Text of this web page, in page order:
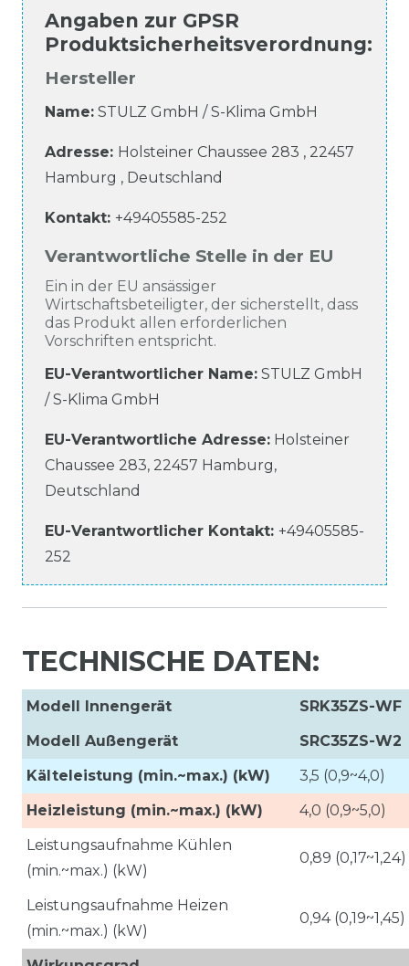
Angaben zur GPSR
Produktsicherheitsverordnung:
Hersteller
Name: STULZ GmbH / S-Klima GmbH
Adresse: Holsteiner Chaussee 283 , 22457
Hamburg , Deutschland
Kontakt: +49405585-252
Verantwortliche Stelle in der EU
Ein in der EU ansässiger
Wirtschaftsbeteiligter, der sicherstellt, dass
das Produkt allen erforderlichen
Vorschriften entspricht.
EU-Verantwortlicher Name: STULZ GmbH
/ S-Klima GmbH
EU-Verantwortliche Adresse: Holsteiner
Chaussee 283, 22457 Hamburg,
Deutschland
EU-Verantwortlicher Kontakt: +49405585-
252
TECHNISCHE DATEN:
Modell Innengerät
SRK35ZS-WF
Modell Außengerät
SRC35ZS-W2
Kälteleistung (min.~max.) (kW)
3,5 (0,9~4,0)
Heizleistung (min.~max.) (kW)
4,0 (0,9~5,0)
Leistungsaufnahme Kühlen
(min.~max.) (kW)
0,89 (0,17~1,24)
Leistungsaufnahme Heizen
(min.~max.) (kW)
0,94 (0,19~1,45)